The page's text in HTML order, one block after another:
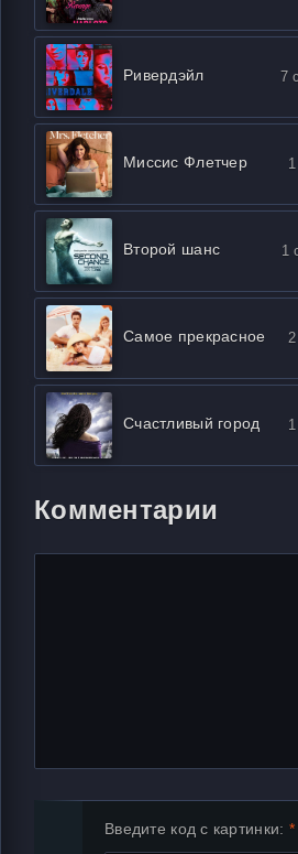
Ривердэйл 7
Миссис Флетчер
Второй шанс 1
Самое прекрасное
Счастливый город
Комментарии
Введите код с картинки: